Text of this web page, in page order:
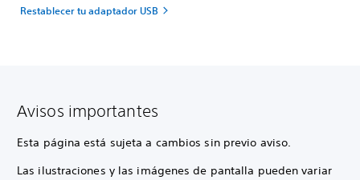
Restablecer tu adaptador USB
Avisos importantes
Esta página está sujeta a cambios sin previo aviso.
Las ilustraciones y las imágenes de pantalla pueden variar